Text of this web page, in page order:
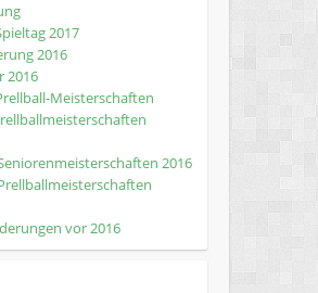
2017
2016
2016
Meisterschaften
2016
vor 2016